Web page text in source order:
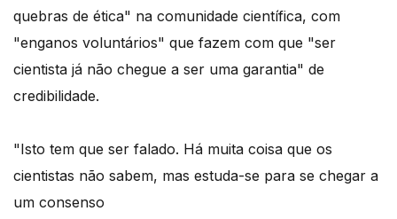
quebras de ética" na comunidade científica, com
"enganos voluntários" que fazem com que "ser
cientista já não chegue a ser uma garantia" de
credibilidade.
"Isto tem que ser falado. Há muita coisa que os
cientistas não sabem, mas estuda-se para se chegar a
um consenso